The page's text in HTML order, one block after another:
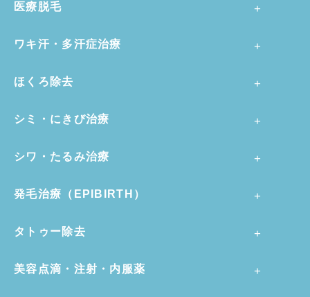
医療脱毛
ワキ汗・多汗症治療
ほくろ除去
シミ・にきび治療
シワ・たるみ治療
発毛治療（EPIBIRTH）
タトゥー除去
美容点滴・注射・内服薬